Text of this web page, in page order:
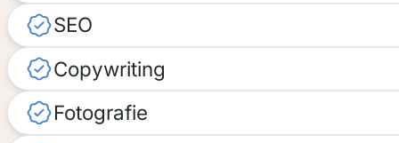
SEO
Copywriting
Fotografie